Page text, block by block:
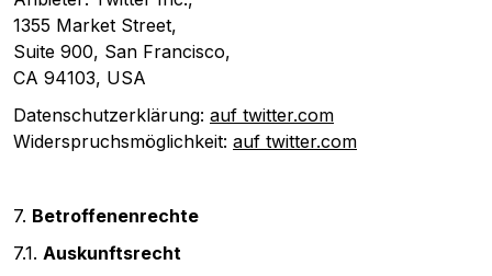
1355 Market Street,
Suite 900, San Francisco,
CA 94103, USA
Datenschutzerklärung: auf twitter.com
Widerspruchsmöglichkeit: auf twitter.com
7. Betroffenenrechte
7.1. Auskunftsrecht